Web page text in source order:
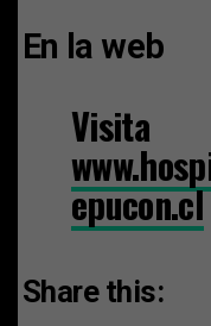
En la web
Visita
epucon.cl
Share this: